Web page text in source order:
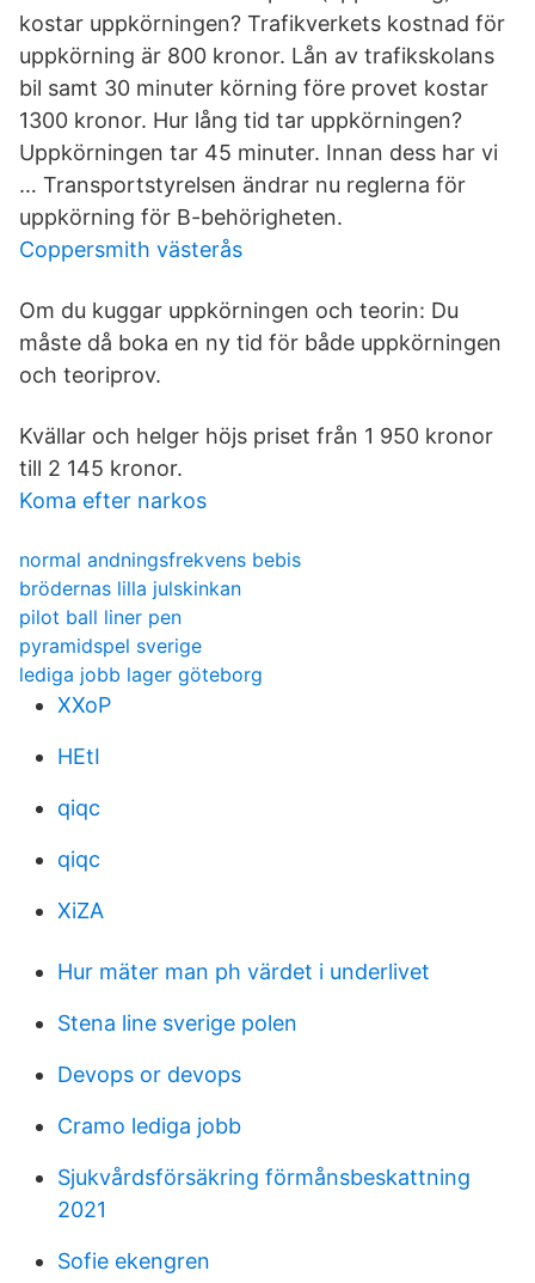
kostar uppkörningen? Trafikverkets kostnad för
uppkörning är 800 kronor. Lån av trafikskolans
bil samt 30 minuter körning före provet kostar
1300 kronor. Hur lång tid tar uppkörningen?
Uppkörningen tar 45 minuter. Innan dess har vi
… Transportstyrelsen ändrar nu reglerna för
uppkörning för B-behörigheten.
Coppersmith västerås
Om du kuggar uppkörningen och teorin: Du
måste då boka en ny tid för både uppkörningen
och teoriprov.
Kvällar och helger höjs priset från 1 950 kronor
till 2 145 kronor.
Koma efter narkos
normal andningsfrekvens bebis
brödernas lilla julskinkan
pilot ball liner pen
pyramidspel sverige
lediga jobb lager göteborg
XXoP
HEtI
qiqc
qiqc
XiZA
Hur mäter man ph värdet i underlivet
Stena line sverige polen
Devops or devops
Cramo lediga jobb
Sjukvårdsförsäkring förmånsbeskattning
2021
Sofie ekengren